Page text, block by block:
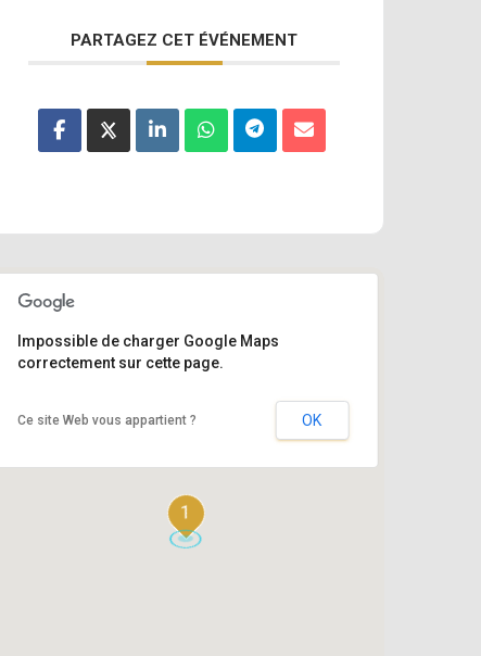
PARTAGEZ CET ÉVÉNEMENT
1
Impossible de charger Google Maps
correctement sur cette page.
Ce site Web vous appartient ? OK